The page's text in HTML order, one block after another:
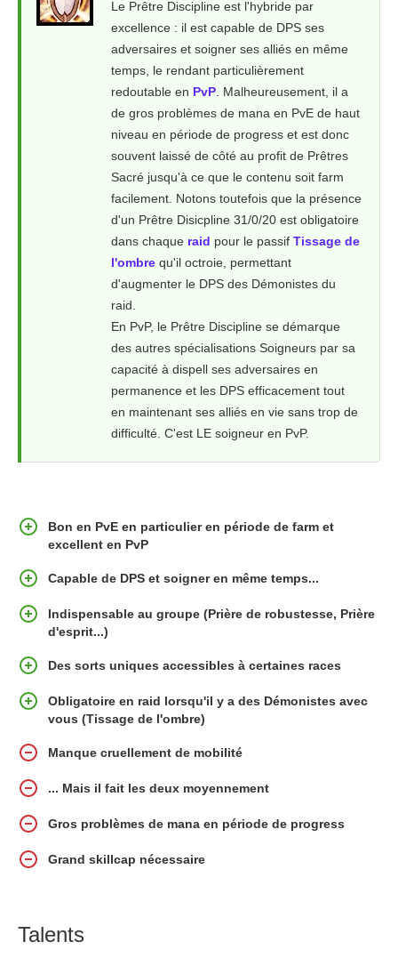
Le Prêtre Discipline est l'hybride par
excellence : il est capable de DPS ses
adversaires et soigner ses alliés en même
temps, le rendant particulièrement
redoutable en PvP . Malheureusement, il a
de gros problèmes de mana en PvE de haut
niveau en période de progress et est donc
souvent laissé de côté au profit de Prêtres
Sacré jusqu'à ce que le contenu soit farm
facilement. Notons toutefois que la présence
d'un Prêtre Disicpline 31/0/20 est obligatoire
dans chaque raid pour le passif Tissage de
l'ombre qu'il octroie, permettant
d'augmenter le DPS des Démonistes du
raid.
En PvP, le Prêtre Discipline se démarque
des autres spécialisations Soigneurs par sa
capacité à dispell ses adversaires en
permanence et les DPS efficacement tout
en maintenant ses alliés en vie sans trop de
difficulté. C'est LE soigneur en PvP.
Bon en PvE en particulier en période de farm et
excellent en PvP
Capable de DPS et soigner en même temps...
Indispensable au groupe (Prière de robustesse, Prière
d'esprit...)
Des sorts uniques accessibles à certaines races
Obligatoire en raid lorsqu'il y a des Démonistes avec
vous (Tissage de l'ombre)
Manque cruellement de mobilité
... Mais il fait les deux moyennement
Gros problèmes de mana en période de progress
Grand skillcap nécessaire
Talents